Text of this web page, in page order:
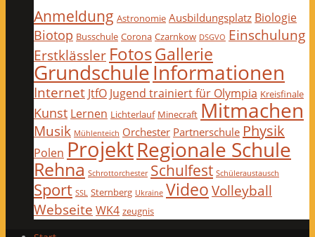
Anmeldung Astronomie Ausbildungsplatz Biologie
Biotop Busschule Corona Czarnkow DSGVO Einschulung
Erstklässler FotosGallerie
GrundschuleInformationen
Internet JtfO Jugend trainiert für Olympia Kreisfinale
Kunst Lernen Lichterlauf Minecraft Mitmachen
Musik Mühlenteich Orchester Partnerschule Physik
Polen ProjektRegionale Schule
Rehna Schrottorchester Schulfest Schüleraustausch
Sport SSL Sternberg Ukraine VideoVolleyball
Webseite WK4 zeugnis